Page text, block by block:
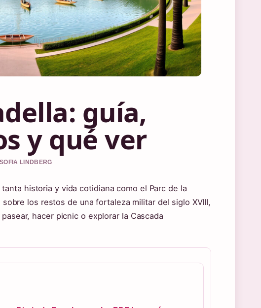
guía,
y qué ver
LINDBERG
historia y vida cotidiana como el Parc de la
los restos de una fortaleza militar del siglo XVIII,
hacer picnic o explorar la Cascada